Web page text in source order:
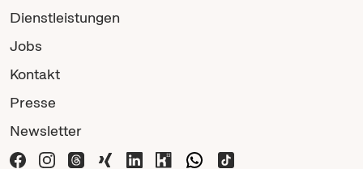
Dienstleistungen
Jobs
Kontakt
Presse
Newsletter